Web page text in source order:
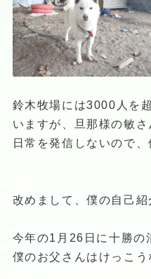
鈴木牧場には3000人を
いますが、旦那様の敏
日常を発信しないので
改めまして、僕の自己紹
今年の1月26日に十勝の
僕のお父さんはけっこう